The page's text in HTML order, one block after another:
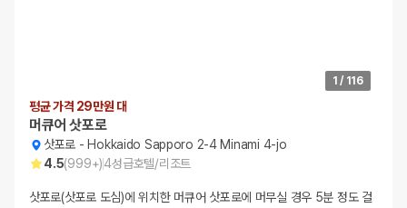
1 / 116
평균 가격 29만원 대
머큐어 삿포로
삿포로 - Hokkaido Sapporo 2-4 Minami 4-jo
4.5(999+)4성급호텔/리조트
삿포로(삿포로 도심)에 위치한 머큐어 삿포로에 머무실 경우 5분 정도 걸